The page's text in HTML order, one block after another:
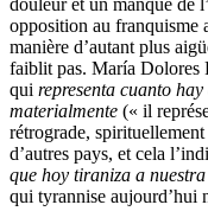
opposition au franquisme
manière d’autant plus
faiblit pas. María Dolores
qui representa cuanto
materialmente (« il
rétrograde,
d’autres pays, et cela
que hoy tiraniza a
qui tyrannise aujourd’hui